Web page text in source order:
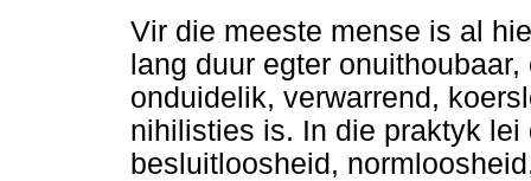
Vir die meeste mense is al
lang duur egter
onduidelik, verwarrend,
nihilisties is. In die praktyk
besluitloosheid,